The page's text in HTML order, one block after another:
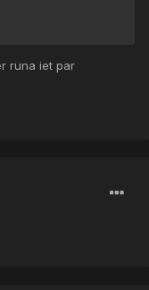
runa iet par